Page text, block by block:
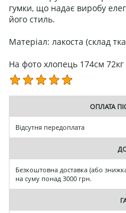
гумки, що надає виробу
його стиль.
Матеріал: лакоста (склад
На фото хлопець 174см
ОПЛАТА
Відсутня передоплата
Безкоштовна доставка (або
на суму понад 3000 грн.